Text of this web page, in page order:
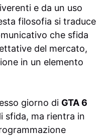
e da un uso
filosofia si traduce
che sfida
del mercato,
in un elemento
giorno di GTA 6
sfida, ma rientra in